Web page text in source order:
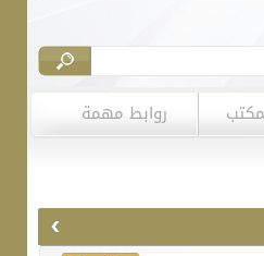
روابط مهمة